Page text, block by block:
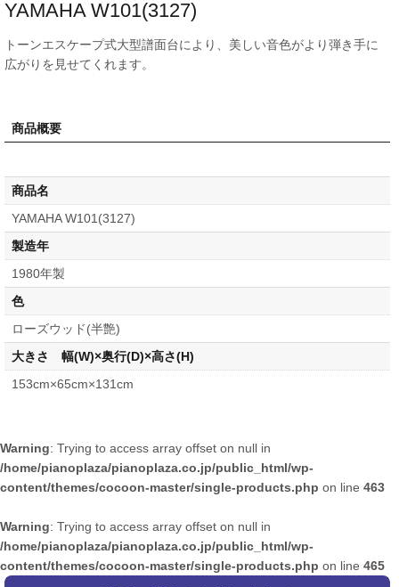
YAMAHA W101(3127)
トーンエスケープ式大型譜面台により、美しい音色がより弾き手に
広がりを見せてくれます。
商品概要
商品名
YAMAHA W101(3127)
製造年
1980年製
色
ローズウッド(半艶)
大きさ 幅(W)×奥行(D)×高さ(H)
153cm×65cm×131cm
Warning: Trying to access array offset on null in
/home/pianoplaza/pianoplaza.co.jp/public_html/wp-
content/themes/cocoon-master/single-products.php on line 463
Warning: Trying to access array offset on null in
/home/pianoplaza/pianoplaza.co.jp/public_html/wp-
content/themes/cocoon-master/single-products.php on line 465